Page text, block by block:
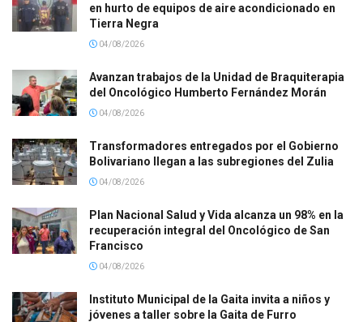
en hurto de equipos de aire acondicionado en
Tierra Negra
04/08/2026
Avanzan trabajos de la Unidad de Braquiterapia
del Oncológico Humberto Fernández Morán
04/08/2026
Transformadores entregados por el Gobierno
Bolivariano llegan a las subregiones del Zulia
04/08/2026
Plan Nacional Salud y Vida alcanza un 98% en la
recuperación integral del Oncológico de San
Francisco
04/08/2026
Instituto Municipal de la Gaita invita a niños y
jóvenes a taller sobre la Gaita de Furro